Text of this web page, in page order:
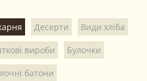
Десерти Види хліба
вироби Булочки
батони